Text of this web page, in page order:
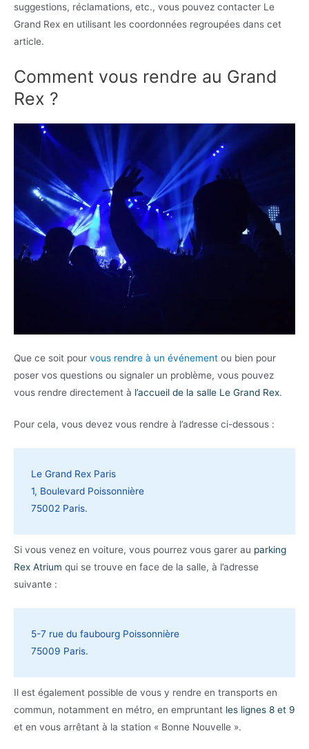
suggestions, réclamations, etc., vous pouvez contacter Le
Grand Rex en utilisant les coordonnées regroupées dans cet
article.
Comment vous rendre au Grand
Rex ?
Que ce soit pour vous rendre à un événement ou bien pour
poser vos questions ou signaler un problème, vous pouvez
vous rendre directement à l’accueil de la salle Le Grand Rex.
Pour cela, vous devez vous rendre à l’adresse ci-dessous :
Le Grand Rex Paris
1, Boulevard Poissonnière
75002 Paris.
Si vous venez en voiture, vous pourrez vous garer au parking
Rex Atrium qui se trouve en face de la salle, à l’adresse
suivante :
5-7 rue du faubourg Poissonnière
75009 Paris.
Il est également possible de vous y rendre en transports en
commun, notamment en métro, en empruntant les lignes 8 et 9
et en vous arrêtant à la station « Bonne Nouvelle ».